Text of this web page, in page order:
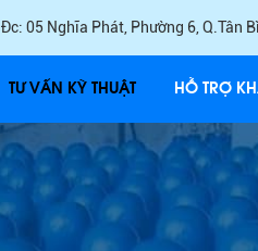
Đc: 05 Nghĩa Phát, Phường 6, Q.Tân
TƯ VẤN KỸ THUẬT HỖ TRỢ